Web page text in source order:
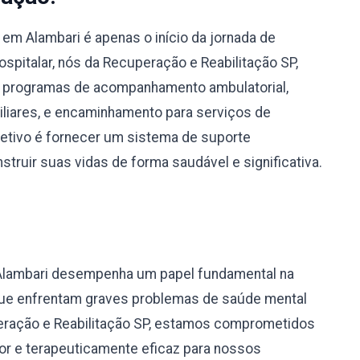
Alambari é apenas o início da jornada de
nós da Recuperação e Reabilitação SP,
de acompanhamento ambulatorial,
e encaminhamento para serviços de
é fornecer um sistema de suporte
suas vidas de forma saudável e significativa.
desempenha um papel fundamental na
enfrentam graves problemas de saúde mental
e Reabilitação SP, estamos comprometidos
e terapeuticamente eficaz para nossos